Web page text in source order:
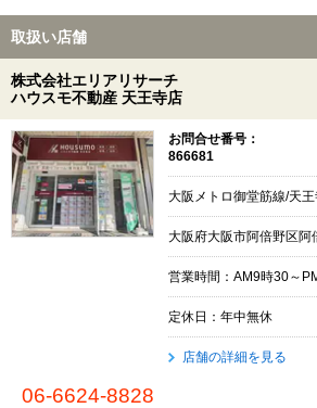
取扱い店舗
株式会社エリアリサーチ
ハウスモ不動産 天王寺店
お問合せ番号：
866681
大阪メトロ御堂筋線/天王
大阪府大阪市阿倍野区阿
営業時間：AM9時30～
定休日：年中無休
店舗の詳細を見る
06-6624-8828